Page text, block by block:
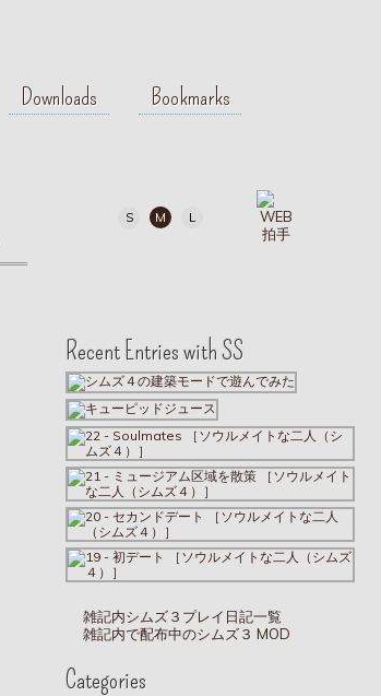
Downloads Bookmarks
S M L
Recent Entries with SS
雑記内シムズ３プレイ日記一覧
雑記内で配布中のシムズ３ MOD
Categories